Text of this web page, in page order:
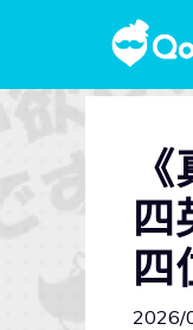
四
四
2026/